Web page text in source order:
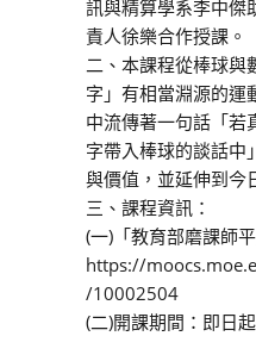
訊與精算學系李中傑
責人徐樂合作授課。
二、本課程從棒球與
字」有相當淵源的運
中流傳著一句話「若
字帶入棒球的談話中
與價值，並延伸到今
三、課程資訊：
(一)「教育部磨課師
https://
/10002504
(二)開課期間：即日